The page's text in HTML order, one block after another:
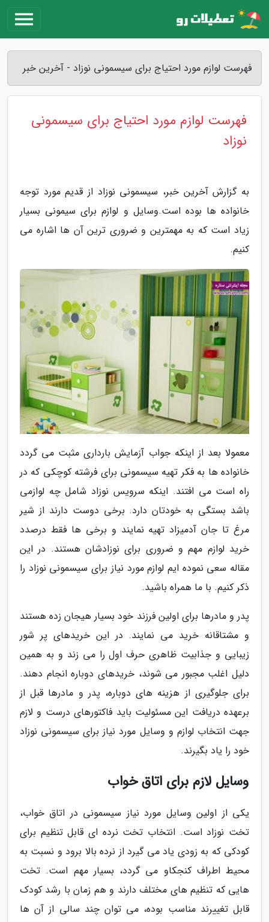
فهرست لوازم مورد احتیاج برای سیسمونی نوزاد - آخرین خبر
فهرست لوازم مورد احتیاج برای سیسمونی
نوزاد
به گزارش آخرین خبر، سیسمونی نوزاد از قدیم مورد توجه
خانواده ها بوده است.وسایل و لوازم برای سیمونی بسیار
زیاد است که به مهمترین و ضروری ترین آن ها اشاره می
کنیم.
معمولا بعد از اینکه جواب آزمایش بارداری مثبت می گردد
خانواده ها به فکر تهیه سیسمونی برای فرشته کوچکی که در
راه است می افتند. اینکه سرویس نوزاد شامل چه لوازمی
باشد بستگی به خودتان دارد. برخی دوست دارند از شیر
مرغ تا جان آدمیزاد تهیه نمایند و برخی ها فقط درصدد
خرید لوازم مهم و ضروری برای نوزادشان هستند. در این
مقاله سعی نموده ایم لوازم مورد نیاز برای سیسمونی نوزاد را
ذکر کنیم. با ما همراه باشید.
پدر و مادرها برای اولین فرزند خود بسیار هیجان زده هستند
و مشتاقانه خرید می نمایند. در این خریدهای پر شور
زیبایی و جذابیت ظاهری حرف اول را می زند و به همین
دلیل اغلب مجبور می شوند، خریدهای دوباره انجام دهند.
برای جلوگیری از هزینه های دوباره، پدر و مادرها قبل از
برعهده دریافت این مسئولیت باید فاکتورهای درست و لازم
جهت انتخاب لوازم و وسایل مورد نیاز برای سیسمونی نوزاد
خود را یاد بگیرند.
وسایل لازم برای اتاق خواب
یکی از اولین وسایل مورد نیاز سیسمونی در اتاق خواب،
تخت نوزاد است. انتخاب تخت نرده ای قابل تنظیم برای
کودکی که به زودی یاد می گیرد از نرده بالا برود و نسبت به
محیط اطراف کنجکاو می گردد، بسیار مهم است. تخت
هایی که تنظیم های مختلف دارند و هم زمان با رشد کودک
قابل تغییرند مناسب بوده، می توان چند سالی از آن ها